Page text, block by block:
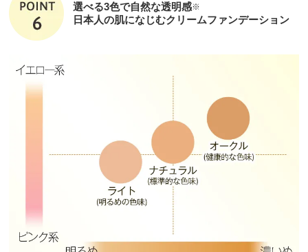
選べる3色で自然な透明感※
日本人の肌になじむクリームファンデーション